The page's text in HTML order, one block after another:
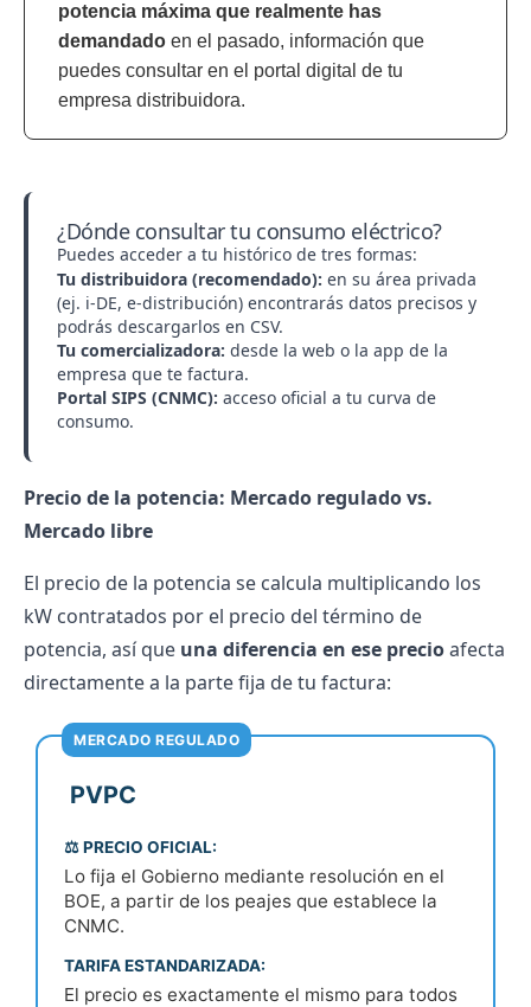
potencia máxima que realmente has
demandado en el pasado, información que
puedes consultar en el portal digital de tu
empresa distribuidora.
¿Dónde consultar tu consumo eléctrico?
Puedes acceder a tu histórico de tres formas:
Tu distribuidora (recomendado): en su área privada
(ej. i-DE, e-distribución) encontrarás datos precisos y
podrás descargarlos en CSV.
Tu comercializadora: desde la web o la app de la
empresa que te factura.
Portal SIPS (CNMC): acceso oficial a tu curva de
consumo.
Precio de la potencia: Mercado regulado vs.
Mercado libre
El precio de la potencia se calcula multiplicando los
kW contratados por el precio del término de
potencia, así que una diferencia en ese precioafecta
directamente a la parte fija de tu factura:
MERCADO REGULADO
️ PVPC
⚖️ PRECIO OFICIAL:
Lo fija el Gobierno mediante resolución en el
BOE, a partir de los peajes que establece la
CNMC.
TARIFA ESTANDARIZADA:
El precio es exactamente el mismo para todos